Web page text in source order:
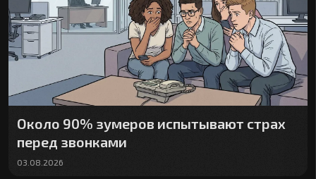
Около 90% зумеров испытывают страх
перед звонками
03.08.2026